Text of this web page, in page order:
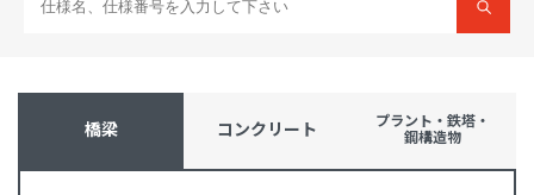
橋梁 コンクリート
プラント・鉄塔・
鋼構造物